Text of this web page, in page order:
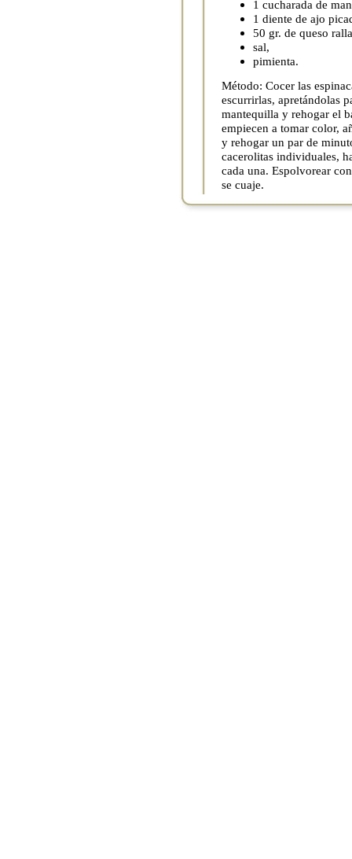
1 cucharada de
1 diente de ajo
50 gr. de queso
sal,
pimienta.
Método: Cocer las
escurrirlas, apretándolas
mantequilla y rehogar el
empiecen a tomar color,
y rehogar un par de
cacerolitas individuales,
cada una. Espolvorear
se cuaje.